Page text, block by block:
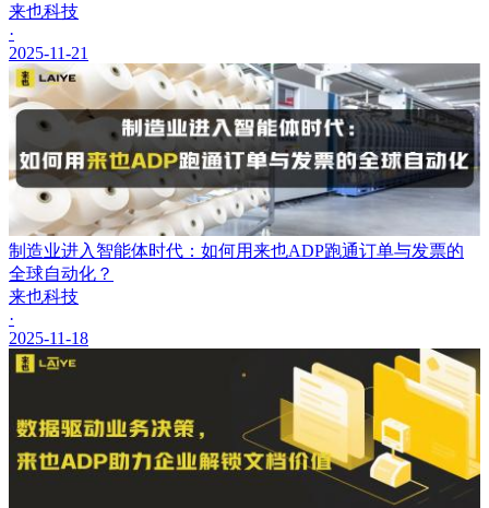
来也科技
·
2025-11-21
制造业进入智能体时代：如何用来也ADP跑通订单与发票的
全球自动化？
来也科技
·
2025-11-18